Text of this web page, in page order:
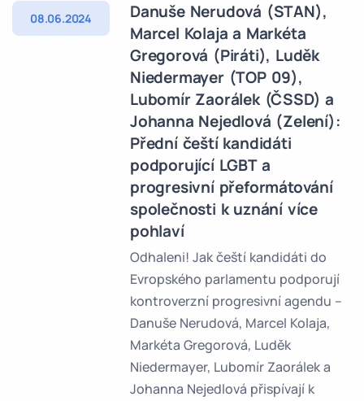
08.06.2024
Danuše Nerudová (STAN),
Marcel Kolaja a Markéta
Gregorová (Piráti), Luděk
Niedermayer (TOP 09),
Lubomír Zaorálek (ČSSD) a
Johanna Nejedlová (Zelení):
Přední čeští kandidáti
podporující LGBT a
progresivní přeformátování
společnosti k uznání více
pohlaví
Odhaleni! Jak čeští kandidáti do
Evropského parlamentu podporují
kontroverzní progresivní agendu –
Danuše Nerudová, Marcel Kolaja,
Markéta Gregorová, Luděk
Niedermayer, Lubomír Zaorálek a
Johanna Nejedlová přispívají k